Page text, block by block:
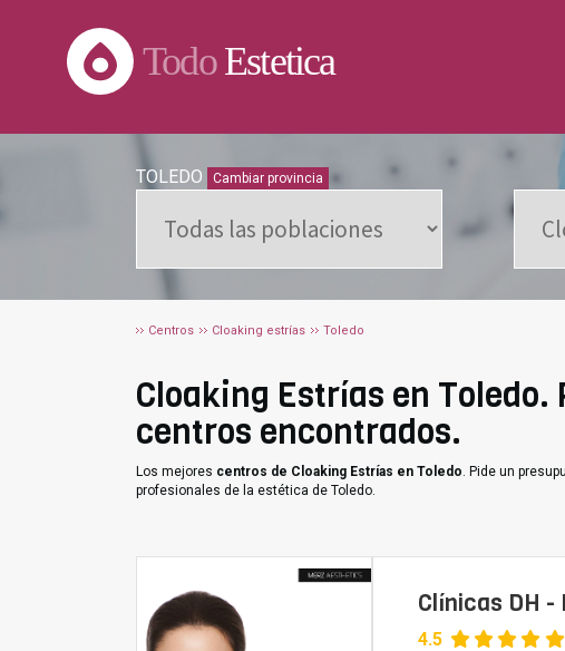
TodoEstetica
TOLEDO Cambiar provincia
Centros Cloaking estrías Toledo
Cloaking Estrías en
centros encontrados.
Los mejores centros de Cloaking Estrías en Toledo. Pide un
profesionales de la estética de Toledo.
Clínicas DH
4.5